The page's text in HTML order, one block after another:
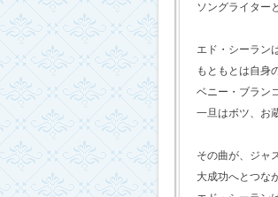
ソングライター
エド・シーラン
もともとは自身
ベニー・ブラン
一旦はボツ、お
その曲が、ジャ
大成功へとつな